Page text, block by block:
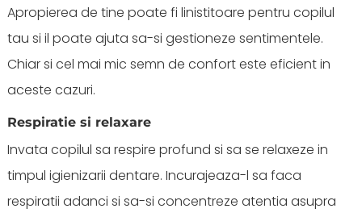
Apropierea de tine poate fi linistitoare pentru copilul
tau si il poate ajuta sa-si gestioneze sentimentele.
Chiar si cel mai mic semn de confort este eficient in
aceste cazuri.
Respiratie si relaxare
Invata copilul sa respire profund si sa se relaxeze in
timpul igienizarii dentare. Incurajeaza-l sa faca
respiratii adanci si sa-si concentreze atentia asupra